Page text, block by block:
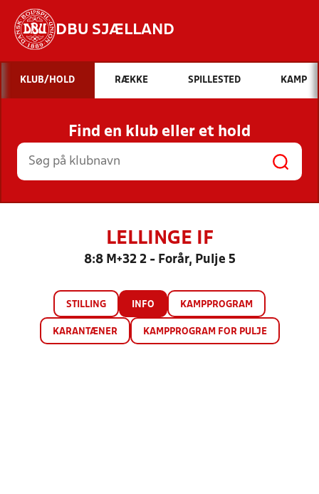
DBU SJÆLLAND
Hvad vil du søge efter?
INDHOLD OG NYHEDER
STILLINGER, RESULTATER, KLUBBER OG
HOLD
KLUB/HOLD RÆKKE SPILLESTED KAMP
Find en klub eller et hold
LELLINGE IF
8:8 M+32 2 - Forår, Pulje 5
STILLING INFO KAMPPROGRAM
KARANTÆNER KAMPPROGRAM FOR PULJE